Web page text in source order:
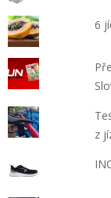
6
z